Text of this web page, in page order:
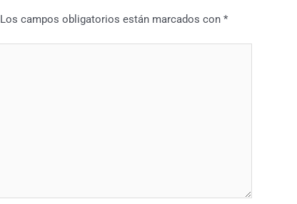
Los campos obligatorios están marcados con*